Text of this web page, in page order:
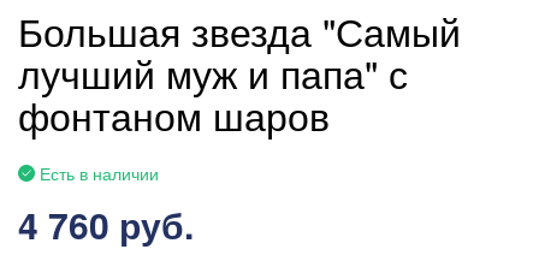
Большая звезда "Самый
лучший муж и папа" с
фонтаном шаров
Есть в наличии
4 760 руб.